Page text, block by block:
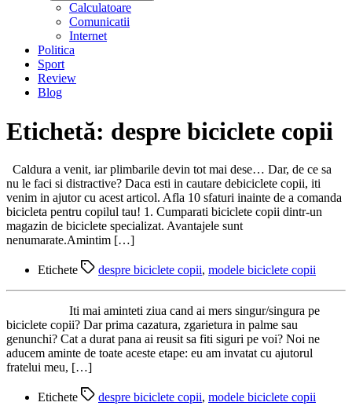
Calculatoare
Comunicatii
Internet
Politica
Sport
Review
Blog
Etichetă: despre biciclete copii
Caldura a venit, iar plimbarile devin tot mai dese… Dar, de ce sa
nu le faci si distractive? Daca esti in cautare debiciclete copii, iti
venim in ajutor cu acest articol. Afla 10 sfaturi inainte de a comanda
bicicleta pentru copilul tau! 1. Cumparati biciclete copii dintr-un
magazin de biciclete specializat. Avantajele sunt
nenumarate.Amintim […]
Etichete despre biciclete copii, modele biciclete copii
Iti mai aminteti ziua cand ai mers singur/singura pe
biciclete copii? Dar prima cazatura, zgarietura in palme sau
genunchi? Cat a durat pana ai reusit sa fiti siguri pe voi? Noi ne
aducem aminte de toate aceste etape: eu am invatat cu ajutorul
fratelui meu, […]
Etichete despre biciclete copii, modele biciclete copii